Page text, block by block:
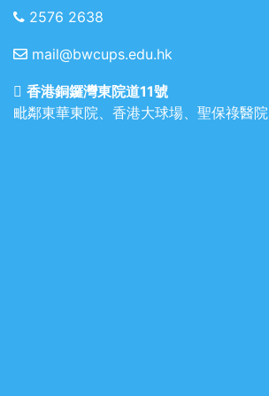
2576 2638
mail@bwcups.edu.hk
香港銅鑼灣東院道11號
毗鄰東華東院、香港大球場、聖保祿醫院